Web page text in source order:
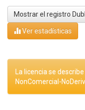
Mostrar el registro
Ver estadísticas
La licencia se
NonComercial-